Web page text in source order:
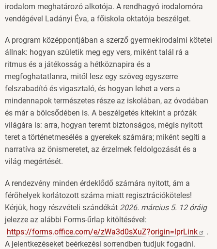
irodalom meghatározó alkotója. A rendhagyó irodalomóra
vendégével Ladányi Éva, a főiskola oktatója beszélget.
A program középpontjában a szerző gyermekirodalmi kötetei
állnak: hogyan születik meg egy vers, miként talál rá a
ritmus és a játékosság a hétköznapira és a
megfoghatatlanra, mitől lesz egy szöveg egyszerre
felszabadító és vigasztaló, és hogyan lehet a vers a
mindennapok természetes része az iskolában, az óvodában
és már a bölcsődében is. A beszélgetés kitekint a prózák
világára is: arra, hogyan teremt biztonságos, mégis nyitott
teret a történetmesélés a gyerekek számára; miként segíti a
narratíva az önismeretet, az érzelmek feldolgozását és a
világ megértését.
A rendezvény minden érdeklődő számára nyitott, ám a
férőhelyek korlátozott száma miatt regisztrációköteles!
Kérjük, hogy részvételi szándékát 2026. március 5. 12 óráig
jelezze az alábbi Forms-űrlap kitöltésével:
https://forms.office.com/e/zWa3d0sXuZ?origin=lprLink
.
A jelentkezéseket beérkezési sorrendben tudjuk fogadni.